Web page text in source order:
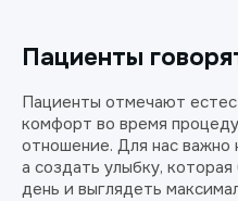
Пациенты
Пациенты отмечают
комфорт во время
отношение. Для нас важно
а создать улыбку,
день и выглядеть